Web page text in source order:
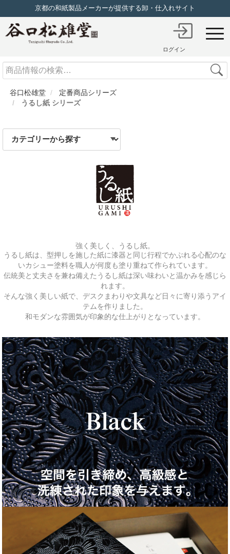
京都の和紙製品メーカーが提供する卸・仕入れサイト
ログイン
谷口松雄堂
定番商品シリーズ
うるし紙 シリーズ
Search
強く美しく、うるし紙。
うるし紙は、型押しを施した紙に漆器と同じ行程でかぶれる心配のな
いカシュー塗料を職人が何度も塗り重ねて作られています。
伝統美と丈夫さを兼ね備えたうるし紙は深い味わいと温かみを感じら
れます。
そんな強く美しい紙で、デスクまわりや文具など日々に寄り添うアイ
テムを作りました。
和モダンな雰囲気が印象的な仕上がりとなっています。